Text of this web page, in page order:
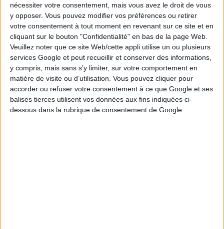
nécessiter votre consentement, mais vous avez le droit de vous
y opposer. Vous pouvez modifier vos préférences ou retirer
votre consentement à tout moment en revenant sur ce site et en
cliquant sur le bouton "Confidentialité" en bas de la page Web.
Veuillez noter que ce site Web/cette appli utilise un ou plusieurs
services Google et peut recueillir et conserver des informations,
y compris, mais sans s’y limiter, sur votre comportement en
matière de visite ou d’utilisation. Vous pouvez cliquer pour
accorder ou refuser votre consentement à ce que Google et ses
balises tierces utilisent vos données aux fins indiquées ci-
dessous dans la rubrique de consentement de Google.
10 mythes courants sur le Loto démontés
statistiquement